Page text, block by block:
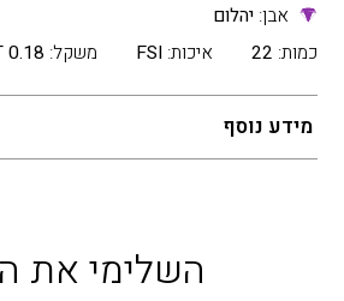
אבן:יהלום
כמות: 22 איכות: FSI משקל: 0.18 CT
מידע נוסף
השלימי את